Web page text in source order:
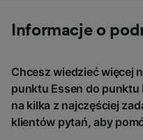
Informacje o
Chcesz wiedzieć więcej
punktu Essen do
na kilka z najczęściej
klientów pytań, aby